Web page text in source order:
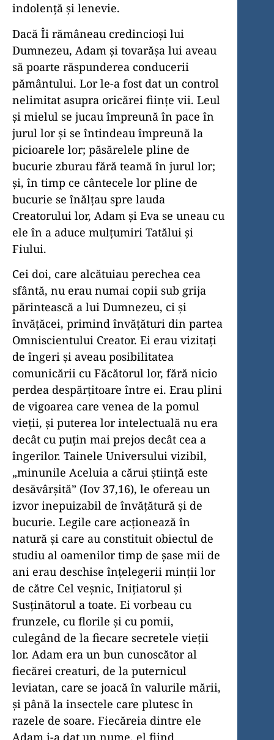
indolență și lenevie.
Dacă Îi rămâneau credincioși lui
Dumnezeu, Adam și tovarășa lui aveau
să poarte răspunderea conducerii
pământului. Lor le-a fost dat un control
nelimitat asupra oricărei ființe vii. Leul
și mielul se jucau împreună în pace în
jurul lor și se întindeau împreună la
picioarele lor; păsărelele pline de
bucurie zburau fără teamă în jurul lor;
și, în timp ce cântecele lor pline de
bucurie se înălțau spre lauda
Creatorului lor, Adam și Eva se uneau cu
ele în a aduce mulțumiri Tatălui și
Fiului.
Cei doi, care alcătuiau perechea cea
sfântă, nu erau numai copii sub grija
părintească a lui Dumnezeu, ci și
învățăcei, primind învățături din partea
Omniscientului Creator. Ei erau vizitați
de îngeri și aveau posibilitatea
comunicării cu Făcătorul lor, fără nicio
perdea despărțitoare între ei. Erau plini
de vigoarea care venea de la pomul
vieții, și puterea lor intelectuală nu era
decât cu puțin mai prejos decât cea a
îngerilor. Tainele Universului vizibil,
„minunile Aceluia a cărui știință este
desăvârșită” (Iov 37,16), le ofereau un
izvor inepuizabil de învățătură și de
bucurie. Legile care acționează în
natură și care au constituit obiectul de
studiu al oamenilor timp de șase mii de
ani erau deschise înțelegerii minții lor
de către Cel veșnic, Inițiatorul și
Susținătorul a toate. Ei vorbeau cu
frunzele, cu florile și cu pomii,
culegând de la fiecare secretele vieții
lor. Adam era un bun cunoscător al
fiecărei creaturi, de la puternicul
leviatan, care se joacă în valurile mării,
și până la insectele care plutesc în
razele de soare. Fiecăreia dintre ele
Adam i-a dat un nume, el fiind